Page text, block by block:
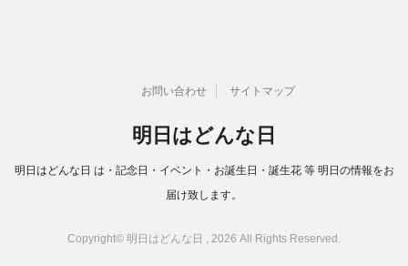
お問い合わせ サイトマップ
明日はどんな日
明日はどんな日 は・記念日・イベント・お誕生日・誕生花 等 明日の情報をお
届け致します。
Copyright© 明日はどんな日 , 2026 All Rights Reserved.